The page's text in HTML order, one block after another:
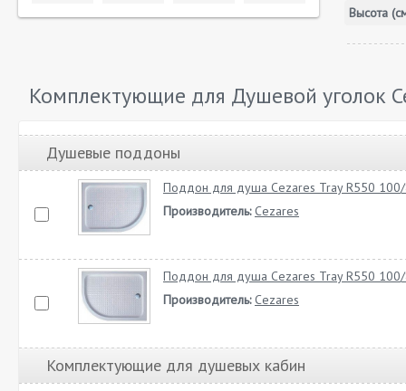
Высота
Комплектующие для Душевой уголок
Душевые поддоны
Поддон для душа Cezares Tray R550
Производитель: Cezares
Поддон для душа Cezares Tray R550
Производитель: Cezares
Комплектующие для душевых кабин